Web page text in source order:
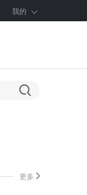
我的
更多